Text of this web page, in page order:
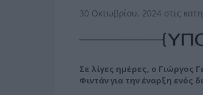
30 Οκτωβρίου, 2024 στις
Σε λίγες ημέρες, ο Γιώργος
Φιντάν για την έναρξη ενός